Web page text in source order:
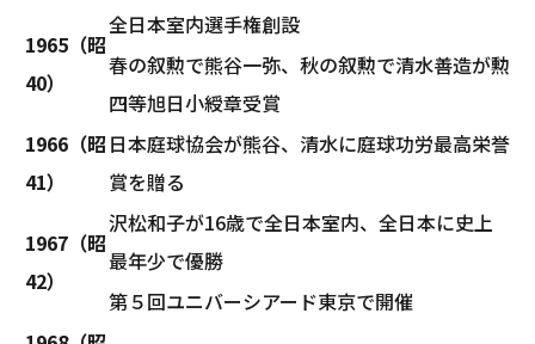
1965（昭
40）
全日本室内選手権創設
春の叙勲で熊谷一弥、秋の叙勲で清水善造が勲
四等旭日小綬章受賞
1966（昭
41）
日本庭球協会が熊谷、清水に庭球功労最高栄誉
賞を贈る
1967（昭
42）
沢松和子が16歳で全日本室内、全日本に史上
最年少で優勝
第５回ユニバーシアード東京で開催